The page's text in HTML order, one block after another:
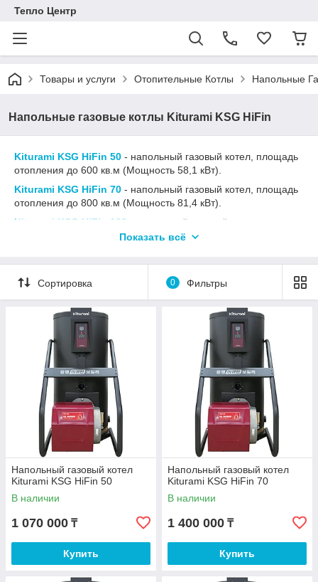
Тепло Центр
Товары и услуги Отопительные Котлы Напольные
Напольные газовые котлы Kiturami KSG HiFin
Kiturami KSG HiFin 50 - напольный газовый котел, площадь
отопления до 600 кв.м (Мощность 58,1 кВт).
Kiturami KSG HiFin 70 - напольный газовый котел, площадь
отопления до 800 кв.м (Мощность 81,4 кВт).
Kiturami KSG HiFin 100
- напольный газовый котел, площадь
отопления до 1150 кв.м (Мощность 116,3 кВт).
отопления до 1750 кв.м (Мощность 174,4 кВт).
Kiturami KSG HiFin 200
- напольный газовый котел, площадь
отопления до 2300 кв.м (Мощность 232,5 кВт).
Kiturami KSG 300
- напольный газовый котел, площадь
отопления до 3500 кв.м (Мощность 348,8 кВт).
Kiturami KSG 400
- напольный газовый котел, площадь
отопления до 4650 кв.м (Мощность 465,1 кВт).
Показать всё
Сортировка 0 Фильтры
Напольный газовый котел
Kiturami KSG HiFin 50
В наличии
1 070 000 ₸
Купить
Напольный газовый котел
Kiturami KSG HiFin 70
В наличии
1 400 000 ₸
Купить